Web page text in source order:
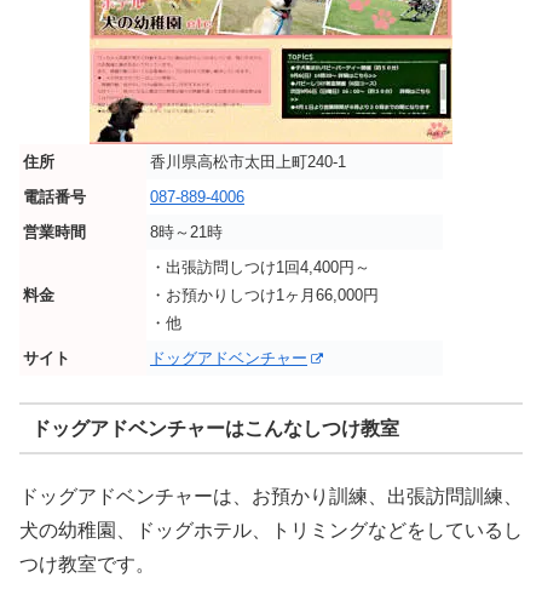
住所
香川県高松市太田上町240-1
電話番号
087-889-4006
営業時間
8時～21時
料金
・出張訪問しつけ1回4,400円～
・お預かりしつけ1ヶ月66,000円
・他
サイト
ドッグアドベンチャー
ドッグアドベンチャーはこんなしつけ教室
ドッグアドベンチャーは、お預かり訓練、出張訪問訓練、
犬の幼稚園、ドッグホテル、トリミングなどをしているし
つけ教室です。